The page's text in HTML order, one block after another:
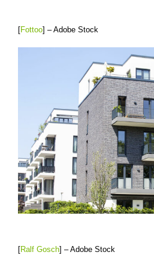
[Fottoo] – Adobe Stock
[Ralf Gosch] – Adobe Stock